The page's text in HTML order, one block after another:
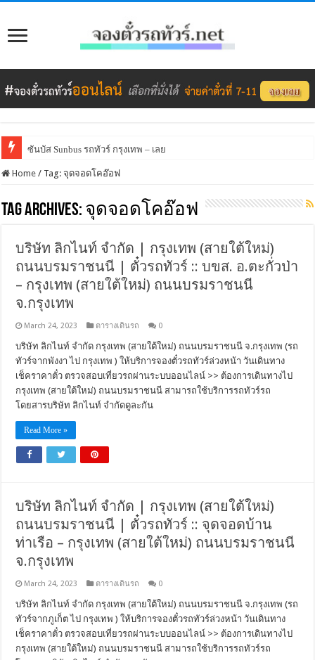
ซันบัส Sunbus รถทัวร์ กรุงเทพ – เลย
Home / Tag:จุดจอดโคอ๊อฟ
Tag Archives: จุดจอดโคอ๊อฟ
บริษัท ลิกไนท์ จำกัด | กรุงเทพ (สายใต้ใหม่)
ถนนบรมราชนนี | ตั๋วรถทัวร์ :: บขส. อ.ตะกั่วป่า
– กรุงเทพ (สายใต้ใหม่) ถนนบรมราชนนี
จ.กรุงเทพ
March 24, 2023 ตารางเดินรถ 0
บริษัท ลิกไนท์ จำกัด กรุงเทพ (สายใต้ใหม่) ถนนบรมราชนนี จ.กรุงเทพ (รถ
ทัวร์จากพังงา ไป กรุงเทพ ) ให้บริการจองตั๋วรถทัวร์ล่วงหน้า วันเดินทาง
เช็คราคาตั๋ว ตรวจสอบเที่ยวรถผ่านระบบออนไลน์ >> ต้องการเดินทางไป
กรุงเทพ (สายใต้ใหม่) ถนนบรมราชนนี สามารถใช้บริการรถทัวร์รถ
โดยสารบริษัท ลิกไนท์ จำกัดดูละกัน
Read More »
บริษัท ลิกไนท์ จำกัด | กรุงเทพ (สายใต้ใหม่)
ถนนบรมราชนนี | ตั๋วรถทัวร์ :: จุดจอดบ้าน
ท่าเรือ – กรุงเทพ (สายใต้ใหม่) ถนนบรมราชนนี
จ.กรุงเทพ
March 24, 2023 ตารางเดินรถ 0
บริษัท ลิกไนท์ จำกัด กรุงเทพ (สายใต้ใหม่) ถนนบรมราชนนี จ.กรุงเทพ (รถ
ทัวร์จากภูเก็ต ไป กรุงเทพ ) ให้บริการจองตั๋วรถทัวร์ล่วงหน้า วันเดินทาง
เช็คราคาตั๋ว ตรวจสอบเที่ยวรถผ่านระบบออนไลน์ >> ต้องการเดินทางไป
กรุงเทพ (สายใต้ใหม่) ถนนบรมราชนนี สามารถใช้บริการรถทัวร์รถ